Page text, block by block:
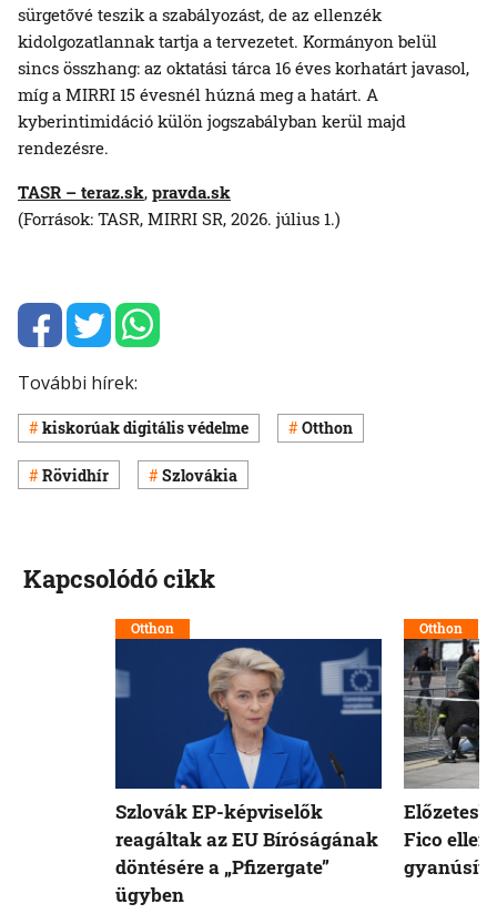
sürgetővé teszik a szabályozást, de az ellenzék
kidolgozatlannak tartja a tervezetet. Kormányon belül
sincs összhang: az oktatási tárca 16 éves korhatárt javasol,
míg a MIRRI 15 évesnél húzná meg a határt. A
kyberintimidáció külön jogszabályban kerül majd
rendezésre.
TASR – teraz.sk, pravda.sk
(Források: TASR, MIRRI SR, 2026. július 1.)
További hírek:
kiskorúak digitális védelme Otthon
Rövidhír Szlovákia
Kapcsolódó cikk
Otthon
Szlovák EP-képviselők
reagáltak az EU Bíróságának
döntésére a „Pfizergate”
ügyben
Otthon
Fico